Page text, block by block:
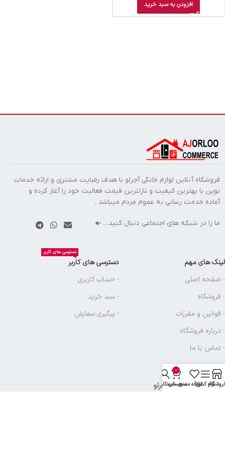
افزودن به سبد خرید
فروشگاه آنلاین لوازم خانگی آجرلو با هدف رضایت مشتری و ارائه خدمات
نوین با بهترین کیفیت و نازلترین قیمت فعالیت خود را آغاز کرده و
آماده خدمت رسانی به عموم مردم میباشد .
ما را در شبکه های اجتماعی دنبال کنید…
لینک های مهم
- صفحه اصلی
- فروشگاه
- قوانین و مقررات
- درباره فروشگاه
- تماس با ما
دسترسی های کاربر
دسترسی های کاربر
- حساب کاربری
- سبد خرید
- پیگیری سفارش
نماد های بازرگانی آجرلو
نوار کناریعلاقه مندی
0
سبد خرید
حساب کاربری من